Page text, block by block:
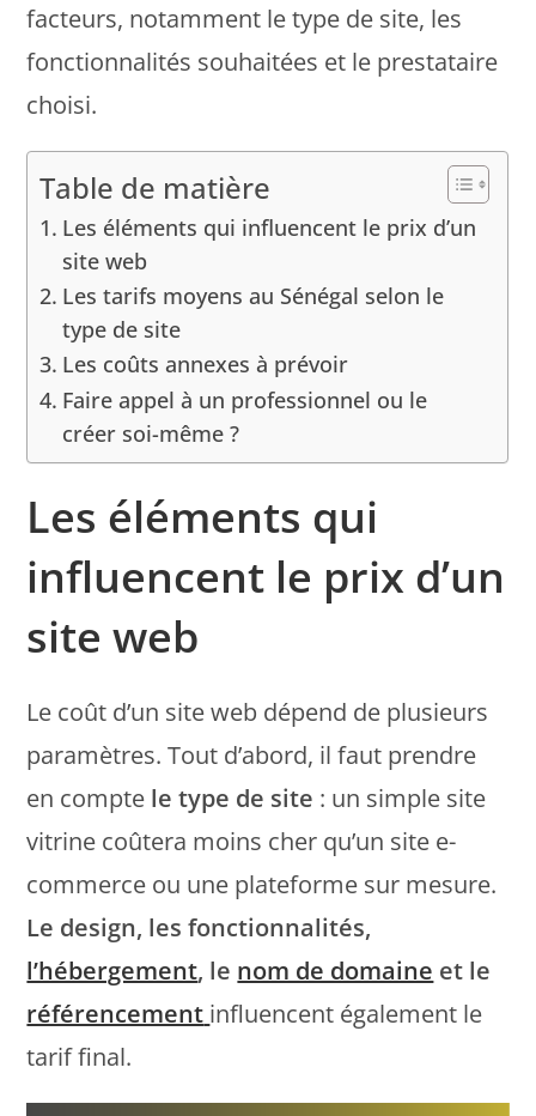
facteurs, notamment le type de site, les
fonctionnalités souhaitées et le prestataire
choisi.
Table de matière
Les éléments qui influencent le prix d’un
site web
Les tarifs moyens au Sénégal selon le
type de site
Les coûts annexes à prévoir
Faire appel à un professionnel ou le
créer soi-même ?
Les éléments qui
influencent le prix d’un
site web
Le coût d’un site web dépend de plusieurs
paramètres. Tout d’abord, il faut prendre
en compte le type de site : un simple site
vitrine coûtera moins cher qu’un site e-
commerce ou une plateforme sur mesure.
Le design, les fonctionnalités,
l’hébergement, le nom de domaine et le
référencement influencent également le
tarif final.